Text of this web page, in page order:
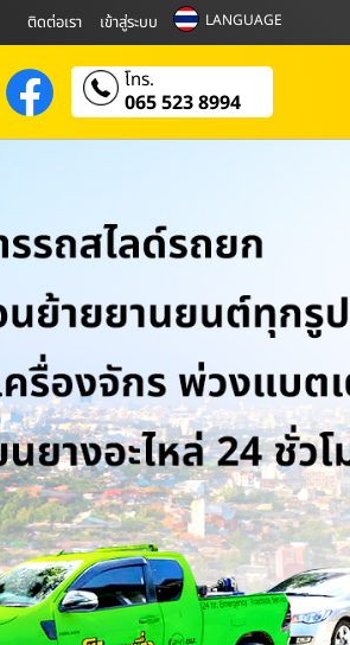
ติดต่อเรา เข้าสู่ระบบ LANGUAGE
โทร.
065 523 8994